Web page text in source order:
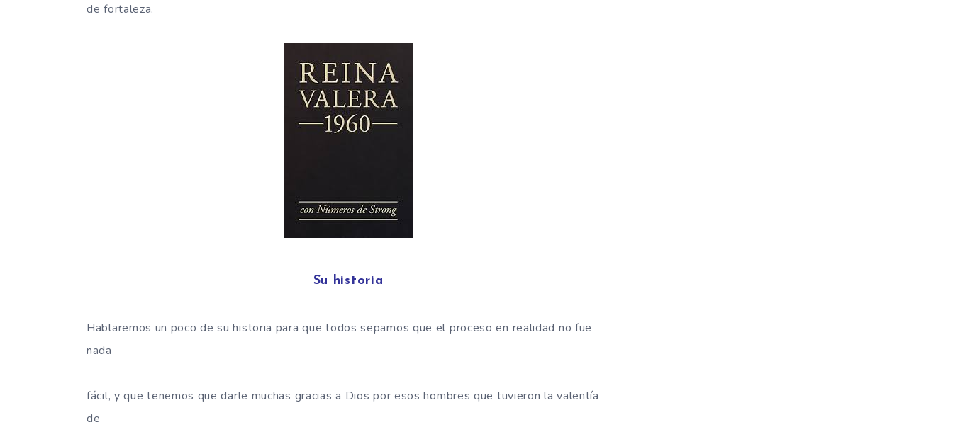
de fortaleza.
Su historia
Hablaremos un poco de su historia para que todos sepamos que el proceso en realidad no fue
nada
fácil, y que tenemos que darle muchas gracias a Dios por esos hombres que tuvieron la valentía
de